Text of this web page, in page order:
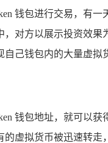
钱包进行交易，有
对方以展示投资效
己钱包内的大量虚拟
钱包地址，就可以
虚拟货币被迅速转走